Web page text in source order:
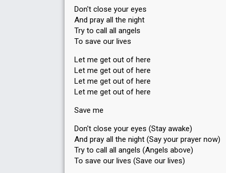
Don't close your eyes
And pray all the night
Try to call all angels
To save our lives
Let me get out of here
Let me get out of here
Let me get out of here
Let me get out of here
Save me
Don't close your eyes (Stay awake)
And pray all the night (Say your prayer now)
Try to call all angels (Angels above)
To save our lives (Save our lives)